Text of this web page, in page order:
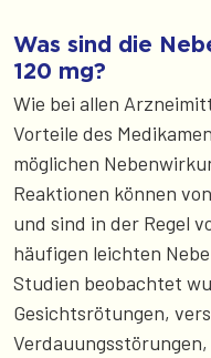
Was sind die
120 mg?
Wie bei allen
Vorteile des
möglichen
Reaktionen können
und sind in der Regel
häufigen leichten
Studien beobachtet
Gesichtsrötungen,